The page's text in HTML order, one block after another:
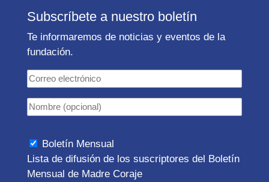
Subscríbete a nuestro boletín
Te informaremos de noticias y eventos de la
fundación.
Boletín Mensual
Lista de difusión de los suscriptores del Boletín
Mensual de Madre Coraje